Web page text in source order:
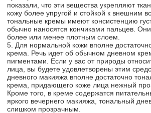
показали, что эти вещества укрепляют
кожу более упругой и стойкой к внешним
тональные кремы имеют консистенцию
обычно наносятся кончиками пальцев.
более или менее плотным слоем.
5. Для нормальной кожи вполне
крема. Речь идет об обычном дневном
пигментами. Если у вас от природы
лица, вы будете удовлетворены этим
дневного макияжа вполне достаточно
крема, придающего коже лица нежный
Кроме того, в креме содержатся
яркого вечернего макияжа, тональный
слишком прозрачным.